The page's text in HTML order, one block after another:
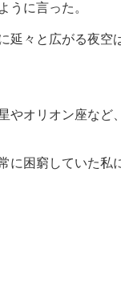
うに言った。
延々と広がる夜空
やオリオン座など
に困窮していた私